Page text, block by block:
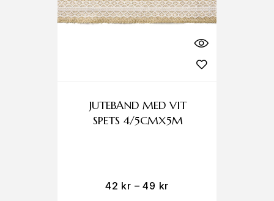
JUTEBAND MED VIT
SPETS 4/5CMX5M
42 kr – 49 kr